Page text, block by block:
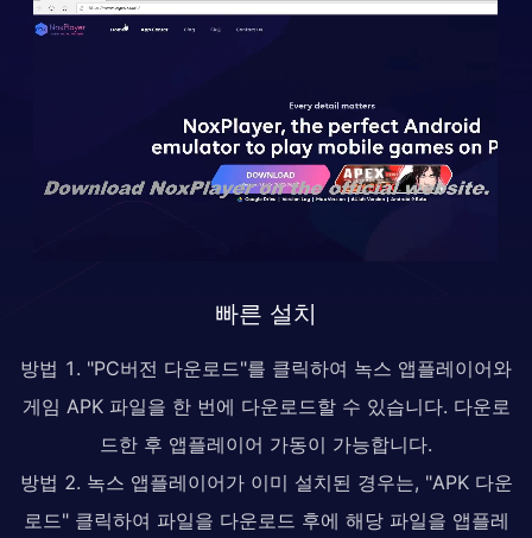
빠른 설치
방법 1. "PC버전 다운로드"를 클릭하여 녹스 앱플레이어와
게임 APK 파일을 한 번에 다운로드할 수 있습니다. 다운로
드한 후 앱플레이어 가동이 가능합니다.
방법 2. 녹스 앱플레이어가 이미 설치된 경우는, "APK 다운
로드" 클릭하여 파일을 다운로드 후에 해당 파일을 앱플레